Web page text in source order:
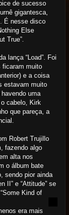
de sucesso
gigantesca,
É nesse disco
Else
True”.
lança “Load”. Foi
ficaram muito
e a coisa
estavam muito
uma
cabelo, Kirk
que pareça, a
Robert Trujillo
fazendo algo
alta nos
o álbum bate
sendo pior ainda
II” e “Attitude” se
Kind of
era mais